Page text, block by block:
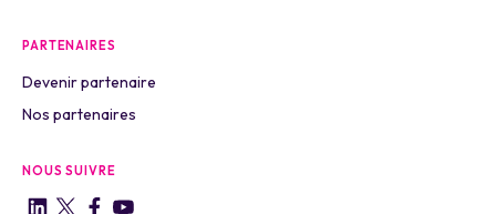
PARTENAIRES
Devenir partenaire
Nos partenaires
NOUS SUIVRE